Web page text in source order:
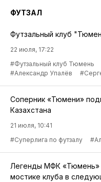
ФУТЗАЛ
Футзальный клуб
22 июля, 17:22
#Футзальный клуб Тюмень
#Александр Упалёв
Соперник «Тюмени»
Казахстана
21 июля, 10:41
#Суперлига по футзалу
Легенды МФК «Тюмень»
мостике клуба в